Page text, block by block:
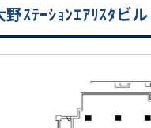
ｽﾃｰｼｮﾝｴｱﾘｽﾀビル